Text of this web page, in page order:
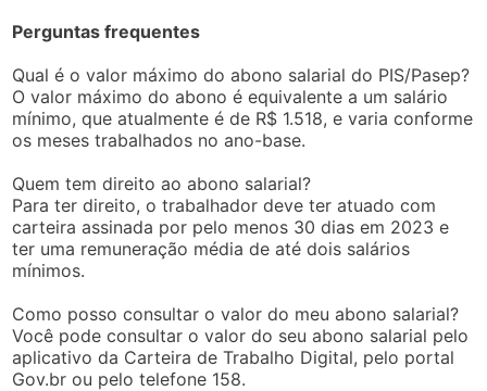
Perguntas frequentes
Qual é o valor máximo do abono salarial do PIS/Pasep?
O valor máximo do abono é equivalente a um salário
mínimo, que atualmente é de R$ 1.518, e varia conforme
os meses trabalhados no ano-base.
Quem tem direito ao abono salarial?
Para ter direito, o trabalhador deve ter atuado com
carteira assinada por pelo menos 30 dias em 2023 e
ter uma remuneração média de até dois salários
mínimos.
Como posso consultar o valor do meu abono salarial?
Você pode consultar o valor do seu abono salarial pelo
aplicativo da Carteira de Trabalho Digital, pelo portal
Gov.br ou pelo telefone 158.